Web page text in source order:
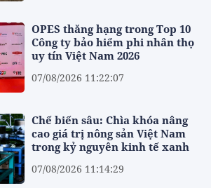
OPES thăng hạng trong Top 10
Công ty bảo hiểm phi nhân thọ
uy tín Việt Nam 2026
07/08/2026 11:22:07
Chế biến sâu: Chìa khóa nâng
cao giá trị nông sản Việt Nam
trong kỷ nguyên kinh tế xanh
07/08/2026 11:14:29